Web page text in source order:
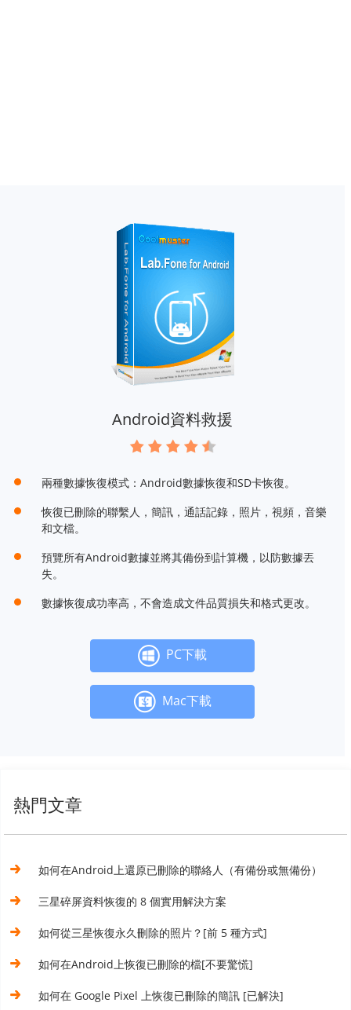
Android資料救援
兩種數據恢復模式：Android數據恢復和SD卡恢復。
恢復已刪除的聯繫人，簡訊，通話記錄，照片，視頻，音樂
和文檔。
預覽所有Android數據並將其備份到計算機，以防數據丟
失。
數據恢復成功率高，不會造成文件品質損失和格式更改。
PC下載
Mac下載
熱門文章
如何在Android上還原已刪除的聯絡人（有備份或無備份）
三星碎屏資料恢復的 8 個實用解決方案
如何從三星恢復永久刪除的照片？[前 5 種方式]
如何在Android上恢復已刪除的檔[不要驚慌]
如何在 Google Pixel 上恢復已刪除的簡訊 [已解決]